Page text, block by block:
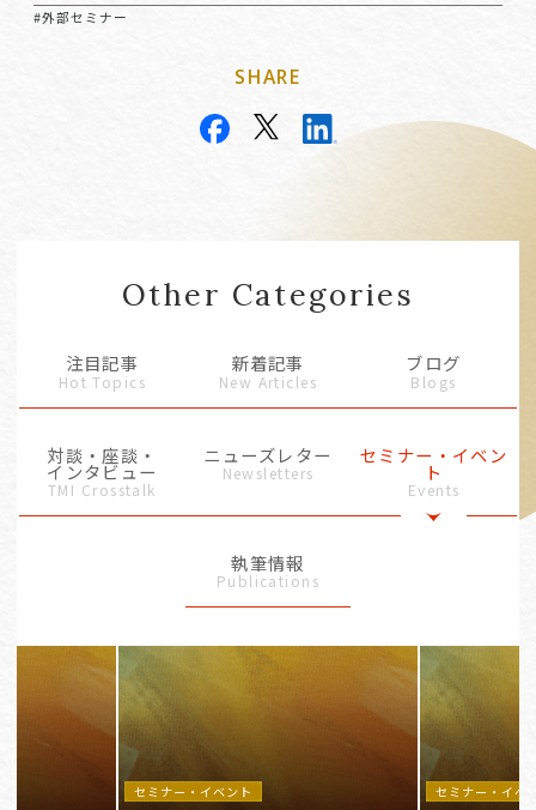
#外部セミナー
SHARE
Other Categories
注目記事
Hot Topics
新着記事
New Articles
ブログ
Blogs
対談・座談・
インタビュー
TMI Crosstalk
ニューズレター
Newsletters
セミナー・イベン
ト
Events
執筆情報
Publications
セミナー・イベント セミナー・イベ